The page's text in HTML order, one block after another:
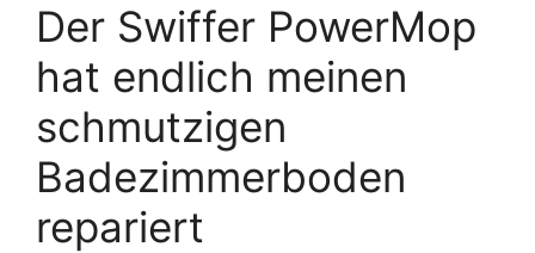
Der Swiffer PowerMop
hat endlich meinen
schmutzigen
Badezimmerboden
repariert